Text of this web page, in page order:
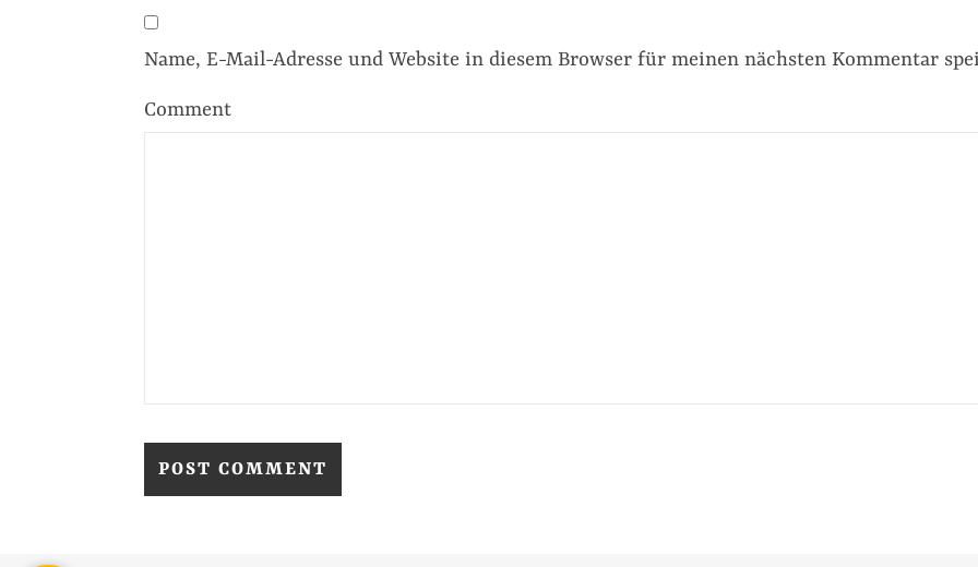
Name, E-Mail-Adresse und Website in diesem Browser für meinen nächsten Kommentar
Comment